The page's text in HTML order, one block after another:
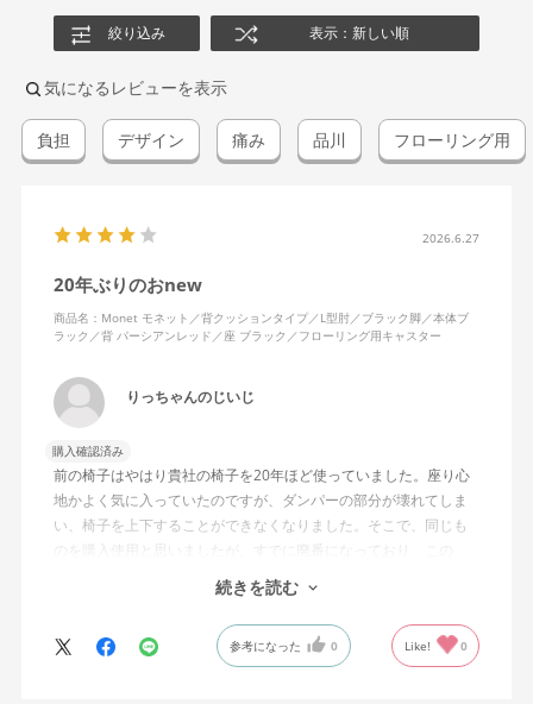
絞り込み 表示：新しい順
気になるレビューを表示
負担 デザイン 痛み 品川 フローリング用
2026.6.27
20年ぶりのおnew
商品名：Monet モネット／背クッションタイプ／L型肘／ブラック脚／本体ブ
ラック／背 パーシアンレッド／座 ブラック／フローリング用キャスター
りっちゃんのじいじ
購入確認済み
前の椅子はやはり貴社の椅子を20年ほど使っていました。座り心
地かよく気に入っていたのですが、ダンパーの部分が壊れてしま
い、椅子を上下することができなくなりました。そこで、同じも
のを購入使用と思いましたが、すでに廃番になっており、この
MonEtを購入しました。やや固めの椅子ですが、使っているうち
になじんでくるのではと思っています。フローリング床で使って
いますが、ややキャスターがよく動きすぎるのが難点でしょう
か。
続きを読む
参考になった 0 Like! 0